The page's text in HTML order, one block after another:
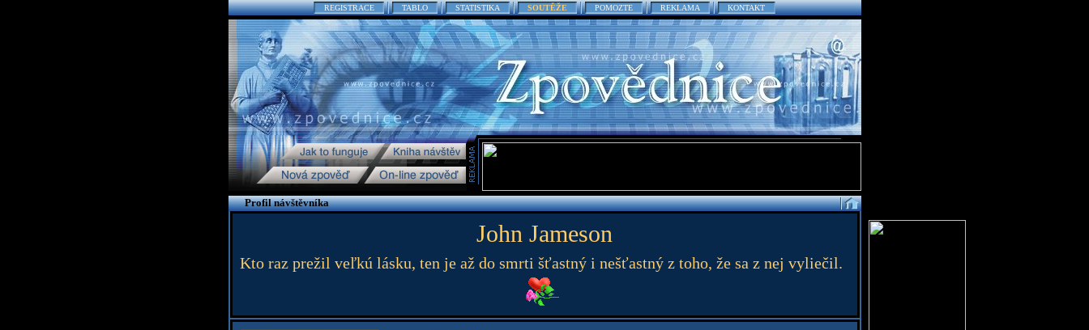
REGISTRACE TABLO STATISTIKA SOUTĚŽE POMOZTE REKLAMA KONTAKT
Profil návštěvníka
John Jameson
Kto raz prežil veľkú lásku, ten je až do smrti šťastný i nešťastný z toho, že sa z nej vyliečil.